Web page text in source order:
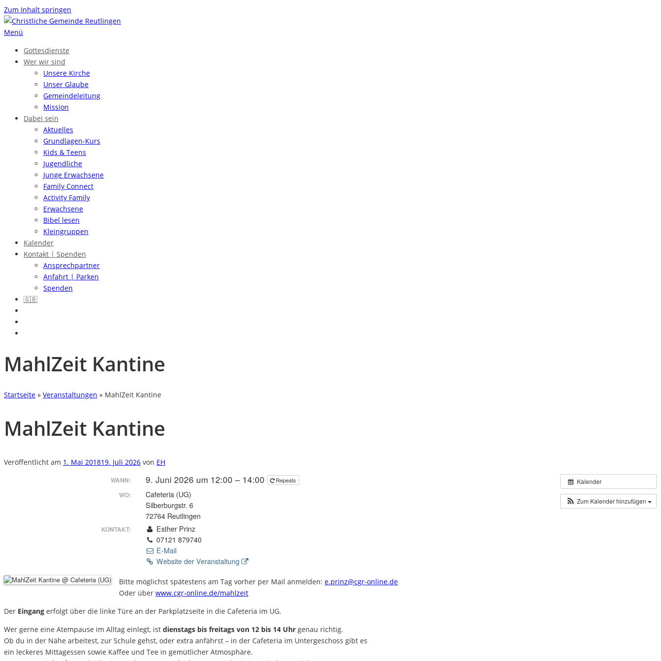
Zum Inhalt springen
Menü
Gottesdienste
Wer wir sind
Unsere Kirche
Unser Glaube
Gemeinde­leitung
Mission
Dabei sein
Aktuelles
Grundlagen-Kurs
Kids & Teens
Jugendliche
Junge Erwachsene
Family Connect
Activity Family
Erwachsene
Bibel lesen
Kleingruppen
Kalender
Kontakt | Spenden
Ansprechpartner
Anfahrt | Parken
Spenden
🇬🇧
MahlZeit Kantine
Startseite » Veranstaltungen » MahlZeit Kantine
MahlZeit Kantine
Veröffentlicht am 1. Mai 201819. Juli 2026 von EH
Kalender
Zum Kalender hinzufügen
WANN: 9. Juni 2026 um 12:00 – 14:00 Repeats
WO:
Cafeteria (UG)
Silberburgstr. 6
72764 Reutlingen
KONTAKT:
Esther Prinz
07121 879740
E-Mail
Website der Veranstaltung
Bitte möglichst spätestens am Tag vorher per Mail anmelden: e.prinz@cgr-online.de
Oder über www.cgr-online.de/mahlzeit
Der Eingang erfolgt über die linke Türe an der Parkplatzseite in die Cafeteria im UG.
Wer gerne eine Atempause im Alltag einlegt, ist dienstags bis freitags von 12 bis 14 Uhr genau richtig.
Ob du in der Nähe arbeitest, zur Schule gehst, oder extra anfährst – in der Cafeteria im Untergeschoss gibt es
ein leckeres Mittagessen sowie Kaffee und Tee in gemütlicher Atmosphäre.